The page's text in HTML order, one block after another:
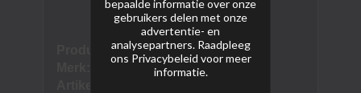
Product naam:Fiesta de colores
Pirotechnia El Gato
bepaalde informatie over onze
gebruikers delen met onze
advertentie- en
analysepartners. Raadpleeg
ons Privacybeleid voor meer
informatie.